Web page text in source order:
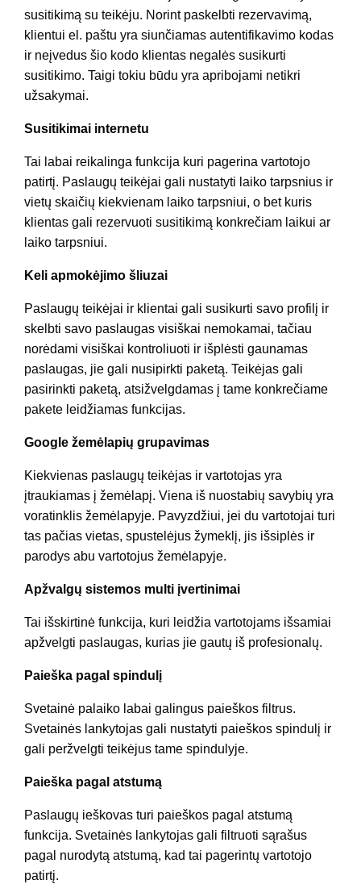
susitikimą su teikėju. Norint paskelbti rezervavimą,
klientui el. paštu yra siunčiamas autentifikavimo kodas
ir neįvedus šio kodo klientas negalės susikurti
susitikimo. Taigi tokiu būdu yra apribojami netikri
užsakymai.
Susitikimai internetu
Tai labai reikalinga funkcija kuri pagerina vartotojo
patirtį. Paslaugų teikėjai gali nustatyti laiko tarpsnius ir
vietų skaičių kiekvienam laiko tarpsniui, o bet kuris
klientas gali rezervuoti susitikimą konkrečiam laikui ar
laiko tarpsniui.
Keli apmokėjimo šliuzai
Paslaugų teikėjai ir klientai gali susikurti savo profilį ir
skelbti savo paslaugas visiškai nemokamai, tačiau
norėdami visiškai kontroliuoti ir išplėsti gaunamas
paslaugas, jie gali nusipirkti paketą. Teikėjas gali
pasirinkti paketą, atsižvelgdamas į tame konkrečiame
pakete leidžiamas funkcijas.
Google žemėlapių grupavimas
Kiekvienas paslaugų teikėjas ir vartotojas yra
įtraukiamas į žemėlapį. Viena iš nuostabių savybių yra
voratinklis žemėlapyje. Pavyzdžiui, jei du vartotojai turi
tas pačias vietas, spustelėjus žymeklį, jis išsiplės ir
parodys abu vartotojus žemėlapyje.
Apžvalgų sistemos multi įvertinimai
Tai išskirtinė funkcija, kuri leidžia vartotojams išsamiai
apžvelgti paslaugas, kurias jie gautų iš profesionalų.
Paieška pagal spindulį
Svetainė palaiko labai galingus paieškos filtrus.
Svetainės lankytojas gali nustatyti paieškos spindulį ir
gali peržvelgti teikėjus tame spindulyje.
Paieška pagal atstumą
Paslaugų ieškovas turi paieškos pagal atstumą
funkcija. Svetainės lankytojas gali filtruoti sąrašus
pagal nurodytą atstumą, kad tai pagerintų vartotojo
patirtį.